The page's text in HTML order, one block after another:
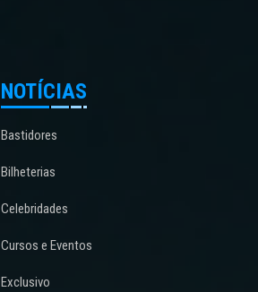
NOTÍCIAS
Bastidores
Bilheterias
Celebridades
Cursos e Eventos
Exclusivo